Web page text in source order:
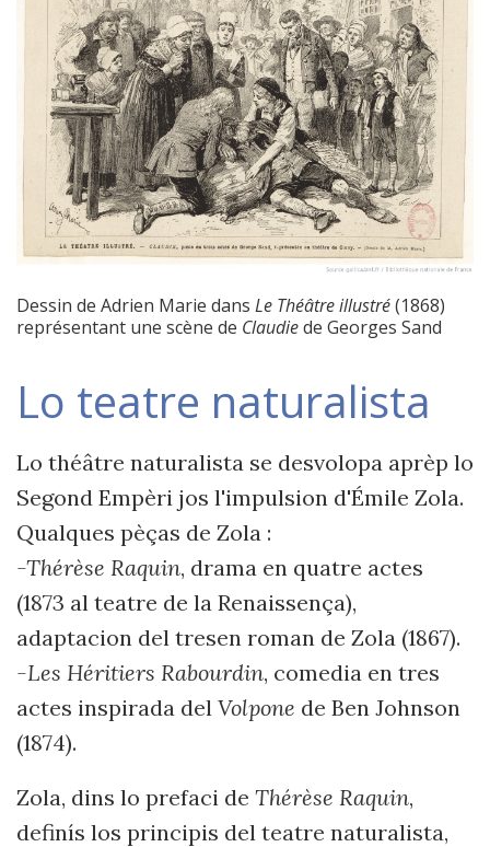
Dessin de Adrien Marie dans Le Théâtre illustré(1868)
représentant une scène de Claudiede Georges Sand
Lo teatre naturalista
Lo théâtre naturalista se desvolopa aprèp lo
Segond Empèri jos l'impulsion d'Émile Zola.
Qualques pèças de Zola :
-Thérèse Raquin, drama en quatre actes
(1873 al teatre de la Renaissença),
adaptacion del tresen roman de Zola (1867).
-Les Héritiers Rabourdin, comedia en tres
actes inspirada del Volpone de Ben Johnson
(1874).
Zola, dins lo prefaci de Thérèse Raquin,
definís los principis del teatre naturalista,